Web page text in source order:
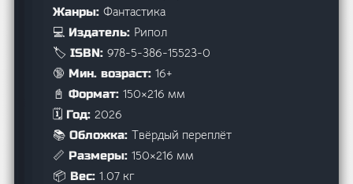
Жанры:Фантастика
💻 Издатель: Рипол
🏷️ ISBN:978-5-386-15523-0
🔞 Мин. возраст:16+
📓 Формат:150×216 мм
🗓️ Год:2026
📚 Обложка:Твёрдый переплёт
📏 Размеры:150×216 мм
📦 Вес:1.07 кг